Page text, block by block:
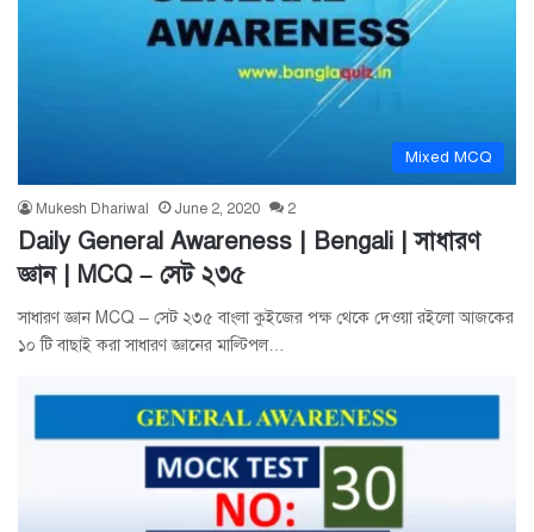
Mixed MCQ
Mukesh Dhariwal June 2, 2020 2
Daily General Awareness | Bengali | সাধারণ
জ্ঞান | MCQ – সেট ২৩৫
সাধারণ জ্ঞান MCQ – সেট ২৩৫ বাংলা কুইজের পক্ষ থেকে দেওয়া রইলো আজকের
১০ টি বাছাই করা সাধারণ জ্ঞানের মাল্টিপল…